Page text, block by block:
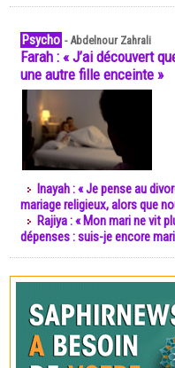
Psycho -Abdelnour Zahrali
Farah : « J’ai découvert
une autre fille enceinte »
Inayah : « Je pense au
mariage religieux, alors que
Rajiya : « Mon mari ne vit
dépenses : suis-je encore